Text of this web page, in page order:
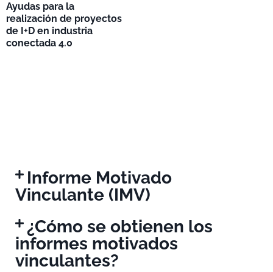
Ayudas para la
realización de proyectos
de I+D en industria
conectada 4.0
Informe Motivado
Vinculante (IMV)
¿Cómo se obtienen los
informes motivados
vinculantes?